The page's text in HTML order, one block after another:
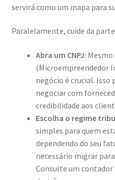
servirá como um mapa para
Paralelamente, cuide da
Abra um CNPJ: Mesmo
(Microempreendedor
negócio é crucial.
negociar com
credibilidade aos
Escolha o regime
simples para quem
dependendo do seu
necessário migrar
Consulte um